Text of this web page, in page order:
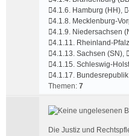
4.1.6. Hamburg (HH),
4.1.8. Mecklenburg-
4.1.9. Niedersachsen
4.1.11. Rheinland-
4.1.13. Sachsen (SN),
4.1.15. Schleswig-
4.1.17.
Themen: 7
Die Justiz und